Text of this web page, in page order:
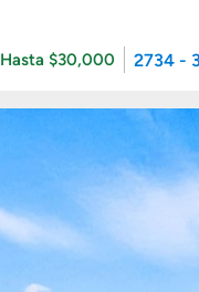
Hasta $30,000 2734 -